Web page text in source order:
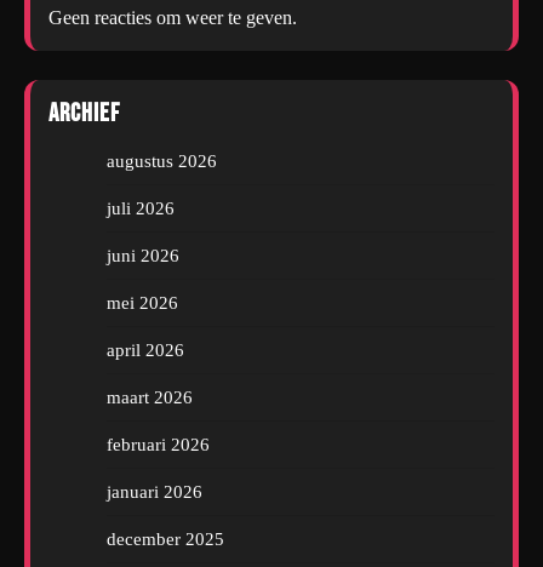
Geen reacties om weer te geven.
Archief
augustus 2026
juli 2026
juni 2026
mei 2026
april 2026
maart 2026
februari 2026
januari 2026
december 2025